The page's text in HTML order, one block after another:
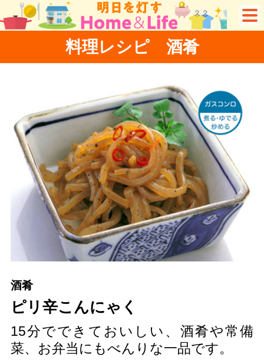
料理レシピ 酒肴
酒肴
ピリ辛こんにゃく
15分でできておいしい、酒肴や常備
菜、お弁当にもべんりな一品です。